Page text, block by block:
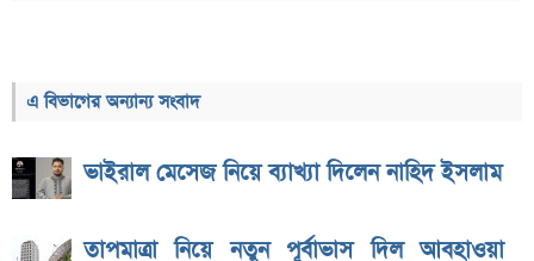
এ বিভাগের অন্যান্য সংবাদ
ভাইরাল মেসেজ নিয়ে ব্যাখ্যা দিলেন নাহিদ ইসলাম
তাপমাত্রা নিয়ে নতুন পূর্বাভাস দিল আবহাওয়া